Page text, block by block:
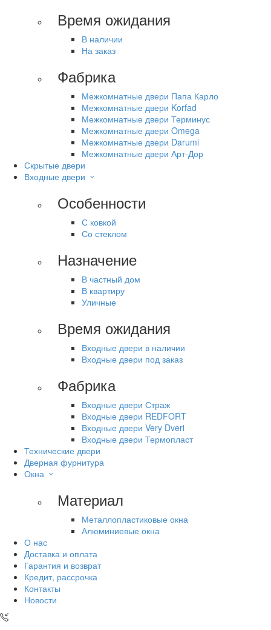
Время ожидания
В наличии
На заказ
Фабрика
Межкомнатные двери Папа Карло
Межкомнатные двери Korfad
Межкомнатные двери Терминус
Межкомнатные двери Omega
Межкомнатные двери Darumi
Межкомнатные двери Арт-Дор
Скрытые двери
Входные двери
Особенности
С ковкой
Со стеклом
Назначение
В частный дом
В квартиру
Уличные
Время ожидания
Входные двери в наличии
Входные двери под заказ
Фабрика
Входные двери Страж
Входные двери REDFORT
Входные двери Very Dveri
Входные двери Термопласт
Технические двери
Дверная фурнитура
Окна
Материал
Металлопластиковые окна
Алюминиевые окна
О нас
Доставка и оплата
Гарантия и возврат
Кредит, рассрочка
Контакты
Новости